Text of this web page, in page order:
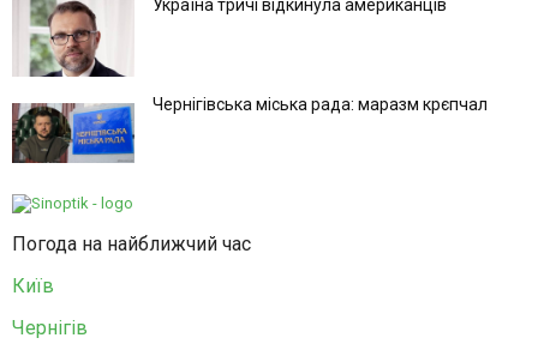
Україна тричі відкинула американців
Чернігівська міська рада: маразм крєпчал
Погода на найближчий час
Київ
Чернігів